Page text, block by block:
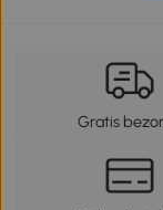
Gratis